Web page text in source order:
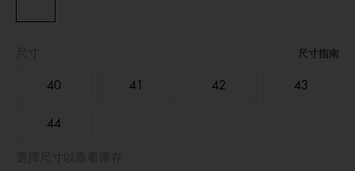
40 41 42 43
44
尺寸指南